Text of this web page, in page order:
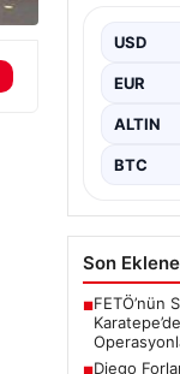
USD
EUR
ALTIN
BTC
Son
■FETÖ’nün
■Diego